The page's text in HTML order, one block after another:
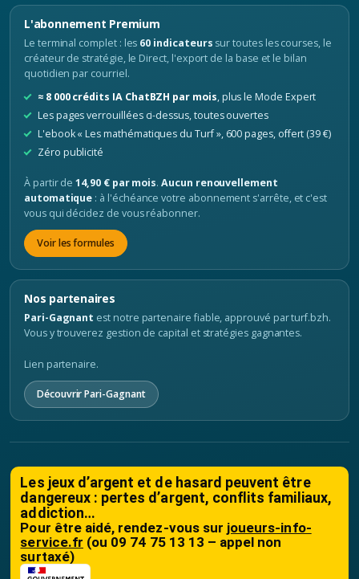
L'abonnement Premium
Le terminal complet : les 60 indicateurs sur toutes les courses, le
créateur de stratégie, le Direct, l'export de la base et le bilan
quotidien par courriel.
≈ 8 000 crédits IA ChatBZH par mois, plus le Mode Expert
Les pages verrouillées ci-dessus, toutes ouvertes
L'ebook « Les mathématiques du Turf », 600 pages, offert (39 €)
Zéro publicité
À partir de14,90 € par mois.Aucun renouvellement
automatique : à l'échéance votre abonnement s'arrête, et c'est
vous qui décidez de vous réabonner.
Voir les formules
Nos partenaires
Pari-Gagnant est notre partenaire fiable, approuvé par turf.bzh.
Vous y trouverez gestion de capital et stratégies gagnantes.
Lien partenaire.
Découvrir Pari-Gagnant
Les jeux d’argent et de hasard peuvent être
dangereux : pertes d’argent, conflits familiaux,
addiction…
Pour être aidé, rendez-vous sur joueurs-info-
service.fr (ou 09 74 75 13 13 – appel non
surtaxé)